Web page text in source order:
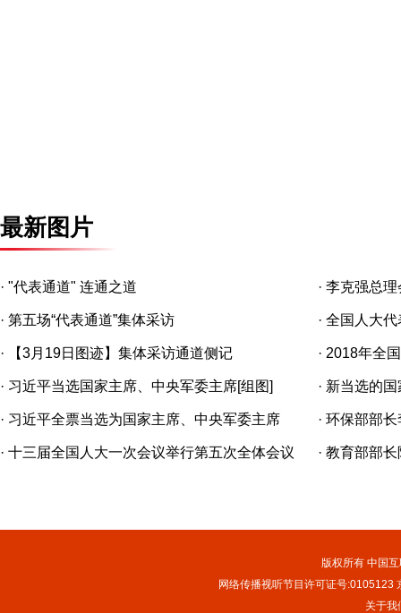
最新图片
· "代表通道" 连通之道 · 李克强总
· 第五场“代表通道”集体采访 · 全国人大
·
【3月19日图迹】集体采访通道侧记 · 2018年全
· 习近平当选国家主席、中央军委主席[组图] · 新当选的
· 习近平全票当选为国家主席、中央军委主席
· 环保部部长
· 十三届全国人大一次会议举行第五次全体会议
· 教育部部长
版权所有 中国
网络传播视听节目许可证号:0105123
关于我